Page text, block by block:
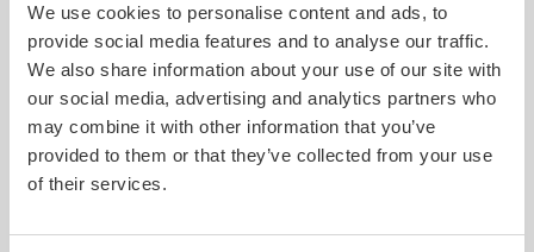
We use cookies to personalise content and ads, to
provide social media features and to analyse our traffic.
We also share information about your use of our site with
our social media, advertising and analytics partners who
may combine it with other information that you’ve
provided to them or that they’ve collected from your use
of their services.
Den världsledande nyckelboxen från SUPRA ger ökat skydd mot stöld
och förstörelse av bilens inredning. Boxen är tillverkad i gjuten
aluminium och är enkel att montera på bilens sidoruta. Med
nyckelboxen finns alltid rätt nyckel på rätt plats. Även de största
nycklarna ryms i boxen. Nyckelboxen låses med nyckel. En och
samma nyckel kan användas till önskat antal boxar.
En nyckel medföljer kostnadsfritt var 10:e box.